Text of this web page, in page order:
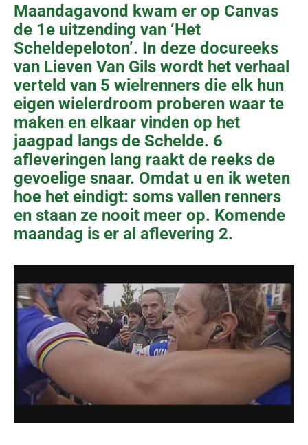
Maandagavond kwam er op Canvas
de 1e uitzending van ‘Het
Scheldepeloton’. In deze docureeks
van Lieven Van Gils wordt het verhaal
verteld van 5 wielrenners die elk hun
eigen wielerdroom proberen waar te
maken en elkaar vinden op het
jaagpad langs de Schelde. 6
afleveringen lang raakt de reeks de
gevoelige snaar. Omdat u en ik weten
hoe het eindigt: soms vallen renners
en staan ze nooit meer op. Komende
maandag is er al aflevering 2.